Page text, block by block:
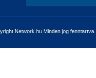
Network.hu Minden jog fenntartva.